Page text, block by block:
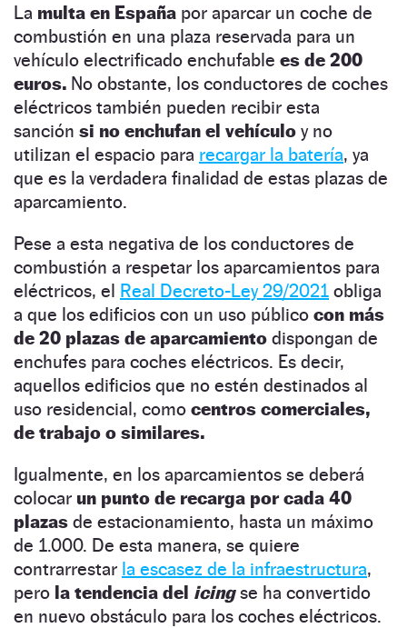
La multa en España por aparcar un coche de
combustión en una plaza reservada para un
vehículo electrificado enchufable es de 200
euros. No obstante, los conductores de coches
eléctricos también pueden recibir esta
sanción si no enchufan el vehículo y no
utilizan el espacio para recargar la batería, ya
que es la verdadera finalidad de estas plazas de
aparcamiento.
Pese a esta negativa de los conductores de
combustión a respetar los aparcamientos para
eléctricos, el Real Decreto-Ley 29/2021 obliga
a que los edificios con un uso público con más
de 20 plazas de aparcamiento dispongan de
enchufes para coches eléctricos. Es decir,
aquellos edificios que no estén destinados al
uso residencial, como centros comerciales,
de trabajo o similares.
Igualmente, en los aparcamientos se deberá
colocar un punto de recarga por cada 40
plazas de estacionamiento, hasta un máximo
de 1.000. De esta manera, se quiere
contrarrestar la escasez de la infraestructura,
pero la tendencia del icing se ha convertido
en nuevo obstáculo para los coches eléctricos.